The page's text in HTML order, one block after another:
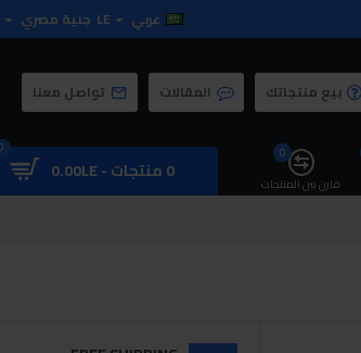
عربي LE جنية مصري
بيع منتجاتك المقالات تواصل معنا
قارن بين المنتجات
0
0 منتجات - 0.00LE